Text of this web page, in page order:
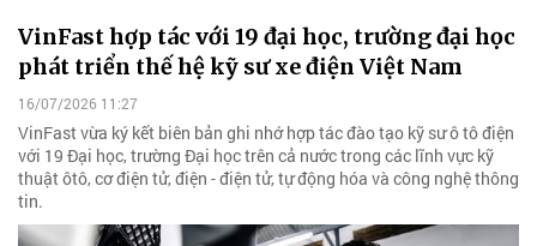
VinFast hợp tác với 19 đại học, trường đại học
phát triển thế hệ kỹ sư xe điện Việt Nam
16/07/2026 11:27
VinFast vừa ký kết biên bản ghi nhớ hợp tác đào tạo kỹ sư ô tô điện
với 19 Đại học, trường Đại học trên cả nước trong các lĩnh vực kỹ
thuật ôtô, cơ điện tử, điện - điện tử, tự động hóa và công nghệ thông
tin.